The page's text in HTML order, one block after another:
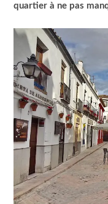
quartier à ne pas